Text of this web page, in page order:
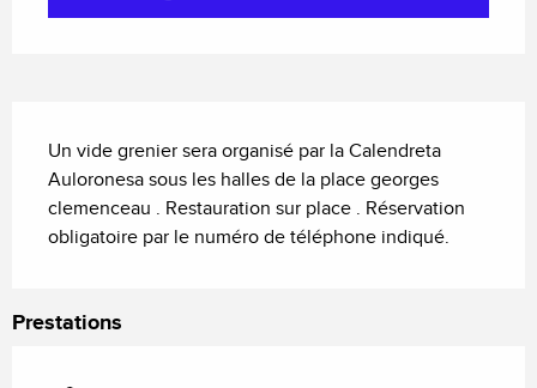
Un vide grenier sera organisé par la Calendreta
Auloronesa sous les halles de la place georges
clemenceau . Restauration sur place . Réservation
obligatoire par le numéro de téléphone indiqué.
Prestations